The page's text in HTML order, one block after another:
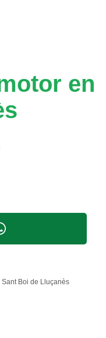
en
Sant Boi de Lluçanès